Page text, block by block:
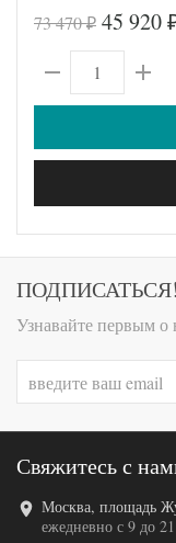
73 470₽ 45 920
ПОДПИСАТЬСЯ!
Узнавайте первым о
Свяжитесь с
Москва, площадь
ежедневно с 9 до 21